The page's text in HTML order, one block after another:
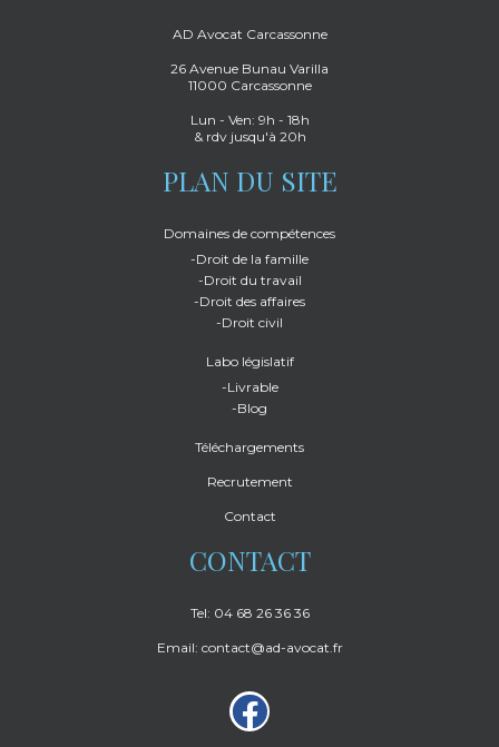
AD Avocat Carcassonne
26 Avenue Bunau Varilla
11000 Carcassonne
Lun - Ven: 9h - 18h
& rdv jusqu'à 20h
PLAN DU SITE
Domaines de compétences
-Droit de la famille
-Droit du travail
-Droit des affaires
-Droit civil
Labo législatif
-Livrable
-Blog
Téléchargements
Recrutement
Contact
CONTACT
Tel: 04 68 26 36 36
Email: contact@ad-avocat.fr